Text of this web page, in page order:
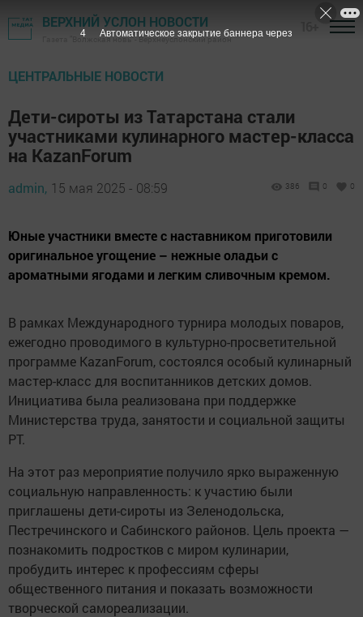
ВЕРХНИЙ УСЛОН НОВОСТИ
Газета "Волжская новь" - Верхнеуслонский район
ЦЕНТРАЛЬНЫЕ НОВОСТИ
Дети-сироты из Татарстана стали
участниками кулинарного мастер-класса
на KazanForum
admin, 15 мая 2025 - 08:59 386 0 0
Юные участники вместе с наставником приготовили
оригинальное угощение – нежные оладьи с
ароматными ягодами и легким сливочным кремом.
В рамках Международного турнира молодых поваров,
ежегодно проводимого в культурно-просветительной
программе KazanForum, состоялся особый кулинарный
мастер-класс для воспитанников детских домов.
Инициатива была реализована при поддержке
Министерства труда, занятости и социальной защиты
РТ.
На этот раз мероприятие получило ярко выраженную
социальную направленность: к участию были
приглашены дети-сироты из Зеленодольска,
Пестречинского и Сабинского районов. Цель проекта —
познакомить подростков с миром кулинарии,
пробудить интерес к профессиям сферы
общественного питания и показать возможности
творческой самореализации.
3 Автоматическое закрытие баннера через